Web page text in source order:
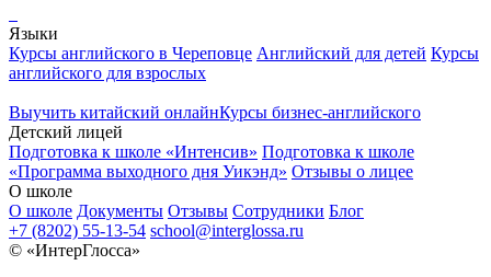
Языки
Курсы английского в Череповце Английский для детей Курсы
английского для взрослых
Выучить китайский онлайнКурсы бизнес-английского
Детский лицей
Подготовка к школе «Интенсив» Подготовка к школе
«Программа выходного дня Уикэнд» Отзывы о лицее
О школе
О школе Документы Отзывы Сотрудники Блог
+7 (8202) 55-13-54 school@interglossa.ru
© «ИнтерГлосса»